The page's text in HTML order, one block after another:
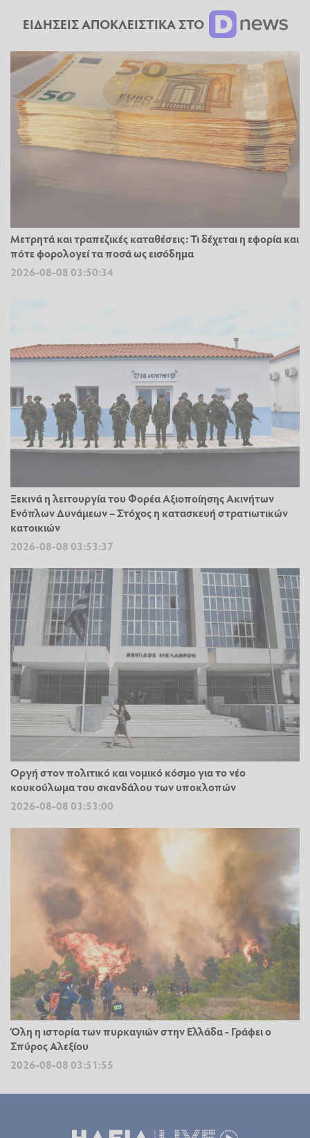
ΕΙΔΗΣΕΙΣ ΑΠΟΚΛΕΙΣΤΙΚΑ ΣΤΟ
Μετρητά και τραπεζικές καταθέσεις: Τι δέχεται η εφορία και
πότε φορολογεί τα ποσά ως εισόδημα
2026-08-08 03:50:34
Ξεκινά η λειτουργία του Φορέα Αξιοποίησης Ακινήτων
Ενόπλων Δυνάμεων – Στόχος η κατασκευή στρατιωτικών
κατοικιών
2026-08-08 03:53:37
Οργή στον πολιτικό και νομικό κόσμο για το νέο
κουκούλωμα του σκανδάλου των υποκλοπών
2026-08-08 03:53:00
Όλη η ιστορία των πυρκαγιών στην Ελλάδα - Γράφει ο
Σπύρος Αλεξίου
2026-08-08 03:51:55